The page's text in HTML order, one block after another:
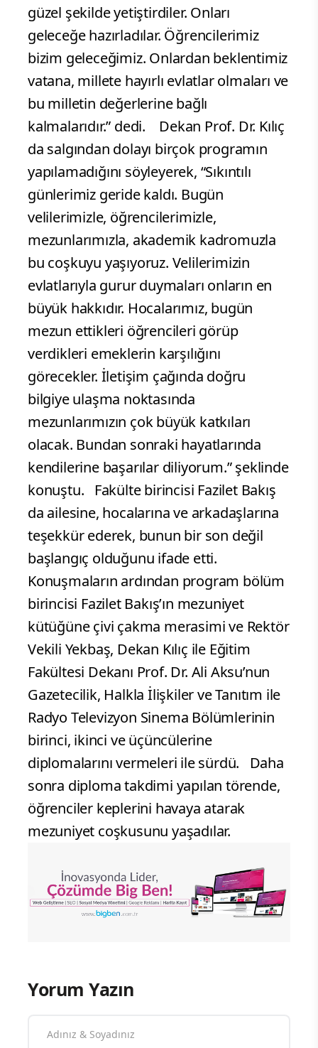
güzel şekilde yetiştirdiler. Onları
geleceğe hazırladılar. Öğrencilerimiz
bizim geleceğimiz. Onlardan beklentimiz
vatana, millete hayırlı evlatlar olmaları ve
bu milletin değerlerine bağlı
kalmalarıdır.” dedi.
Dekan Prof. Dr. Kılıç
da salgından dolayı birçok programın
yapılamadığını söyleyerek, “Sıkıntılı
günlerimiz geride kaldı. Bugün
velilerimizle, öğrencilerimizle,
mezunlarımızla, akademik kadromuzla
bu coşkuyu yaşıyoruz. Velilerimizin
evlatlarıyla gurur duymaları onların en
büyük hakkıdır. Hocalarımız, bugün
mezun ettikleri öğrencileri görüp
verdikleri emeklerin karşılığını
görecekler. İletişim çağında doğru
bilgiye ulaşma noktasında
mezunlarımızın çok büyük katkıları
olacak. Bundan sonraki hayatlarında
kendilerine başarılar diliyorum.” şeklinde
konuştu. Fakülte birincisi Fazilet Bakış
da ailesine, hocalarına ve arkadaşlarına
teşekkür ederek, bunun bir son değil
başlangıç olduğunu ifade etti.
Konuşmaların ardından program bölüm
birincisi Fazilet Bakış’ın mezuniyet
kütüğüne çivi çakma merasimi ve Rektör
Vekili Yekbaş, Dekan Kılıç ile Eğitim
Fakültesi Dekanı Prof. Dr. Ali Aksu’nun
Gazetecilik, Halkla İlişkiler ve Tanıtım ile
Radyo Televizyon Sinema Bölümlerinin
birinci, ikinci ve üçüncülerine
diplomalarını vermeleri ile sürdü. Daha
sonra diploma takdimi yapılan törende,
öğrenciler keplerini havaya atarak
mezuniyet coşkusunu yaşadılar.
Yorum Yazın